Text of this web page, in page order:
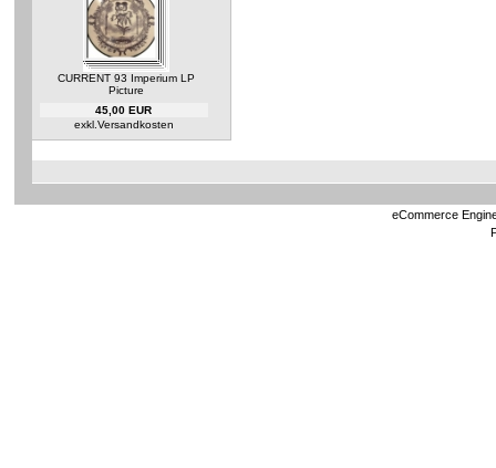
CURRENT 93 Imperium LP
Picture
45,00 EUR
exkl. Versandkosten
eCommerce